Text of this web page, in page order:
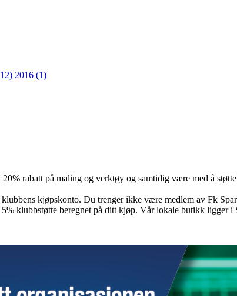
2016 (1)
rabatt på maling og verktøy og samtidig være med å
kjøpskonto. Du trenger ikke være medlem av Fk
klubbstøtte beregnet på ditt kjøp. Vår lokale butikk ligger i